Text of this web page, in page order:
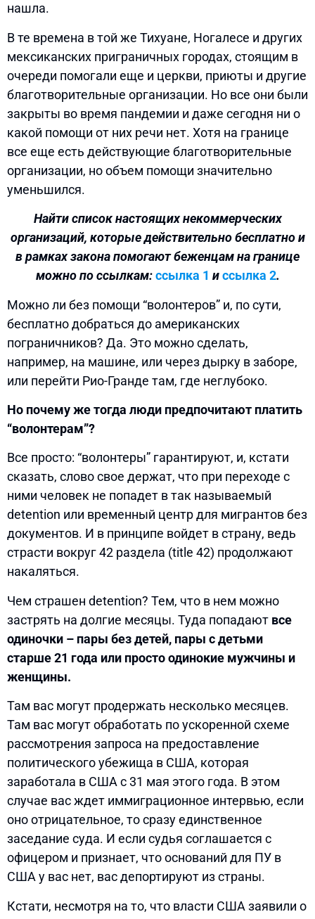
нашла.
В те времена в той же Тихуане, Ногалесе и других
мексиканских приграничных городах, стоящим в
очереди помогали еще и церкви, приюты и другие
благотворительные организации. Но все они были
закрыты во время пандемии и даже сегодня ни о
какой помощи от них речи нет. Хотя на границе
все еще есть действующие благотворительные
организации, но объем помощи значительно
уменьшился.
Найти список настоящих некоммерческих
организаций, которые действительно бесплатно и
в рамках закона помогают беженцам на границе
можно по ссылкам:ссылка 1 иссылка 2.
Можно ли без помощи “волонтеров” и, по сути,
бесплатно добраться до американских
пограничников? Да. Это можно сделать,
например, на машине, или через дырку в заборе,
или перейти Рио-Гранде там, где неглубоко.
Но почему же тогда люди предпочитают платить
“волонтерам”?
Все просто: “волонтеры” гарантируют, и, кстати
сказать, слово свое держат, что при переходе с
ними человек не попадет в так называемый
detention или временный центр для мигрантов без
документов. И в принципе войдет в страну, ведь
страсти вокруг 42 раздела (title 42) продолжают
накаляться.
Чем страшен detention? Тем, что в нем можно
застрять на долгие месяцы. Туда попадают все
одиночки – пары без детей, пары с детьми
старше 21 года или просто одинокие мужчины и
женщины.
Там вас могут продержать несколько месяцев.
Там вас могут обработать по ускоренной схеме
рассмотрения запроса на предоставление
политического убежища в США, которая
заработала в США с 31 мая этого года. В этом
случае вас ждет иммиграционное интервью, если
оно отрицательное, то сразу единственное
заседание суда. И если судья соглашается с
офицером и признает, что оснований для ПУ в
США у вас нет, вас депортируют из страны.
Кстати, несмотря на то, что власти США заявили о